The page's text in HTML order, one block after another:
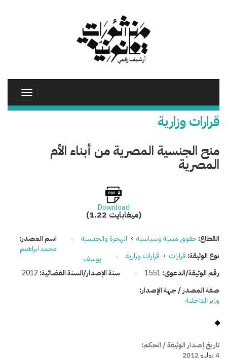
Toggle
قرارات وزارية
منح الجنسية المصرية من أبناء الأم
المصرية
Download
(1.22 ميغابايت)
القطاع:حقوق مدنية وسياسية › الهجرة والجنسية
نوع الوثيقة: قرارات › قرارات وزارية
رقم الوثيقة/الدعوى: 1551 سنة الإصدار/السنة القضائية: 2012
اسم المصدر:
محمد ابراهيم
يوسف
صفة المصدر / جهة الإصدار:
وزير الداخلية
تاريخ إصدار الوثيقة / الحكم:
4 يوليو 2012